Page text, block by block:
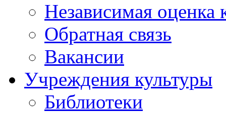
Независимая оценка
Обратная связь
Вакансии
Учреждения культуры
Библиотеки